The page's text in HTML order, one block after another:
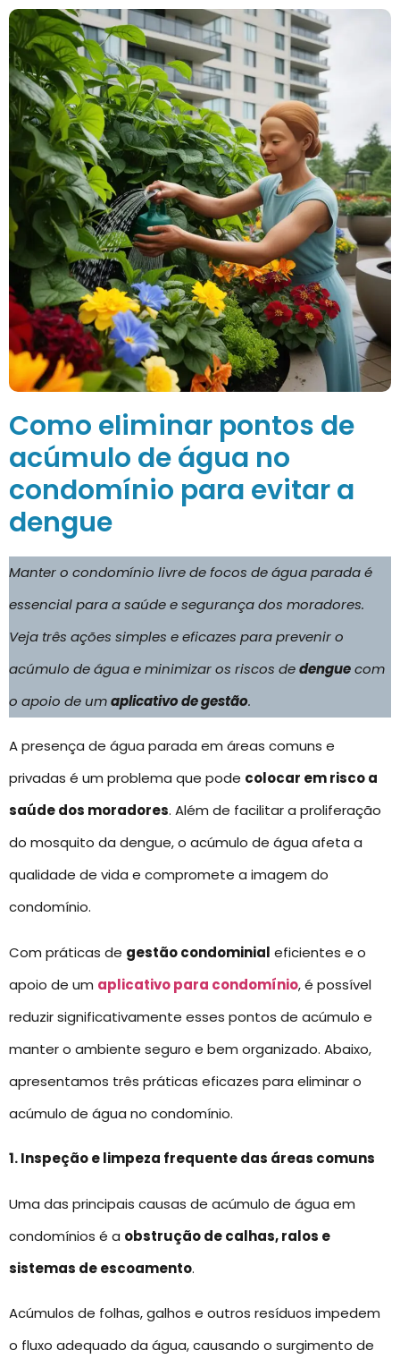
Como eliminar pontos de
acúmulo de água no
condomínio para evitar a
dengue
Manter o condomínio livre de focos de água parada é
essencial para a saúde e segurança dos moradores.
Veja três ações simples e eficazes para prevenir o
acúmulo de água e minimizar os riscos dedenguecom
o apoio de umaplicativo de gestão.
A presença de água parada em áreas comuns e
privadas é um problema que pode colocar em risco a
saúde dos moradores. Além de facilitar a proliferação
do mosquito da dengue, o acúmulo de água afeta a
qualidade de vida e compromete a imagem do
condomínio.
Com práticas de gestão condominial eficientes e o
apoio de um aplicativo para condomínio, é possível
reduzir significativamente esses pontos de acúmulo e
manter o ambiente seguro e bem organizado. Abaixo,
apresentamos três práticas eficazes para eliminar o
acúmulo de água no condomínio.
1. Inspeção e limpeza frequente das áreas comuns
Uma das principais causas de acúmulo de água em
condomínios é a obstrução de calhas, ralos e
sistemas de escoamento.
Acúmulos de folhas, galhos e outros resíduos impedem
o fluxo adequado da água, causando o surgimento de